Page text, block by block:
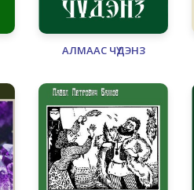
АЛМААС ЧҮДЭНЗ